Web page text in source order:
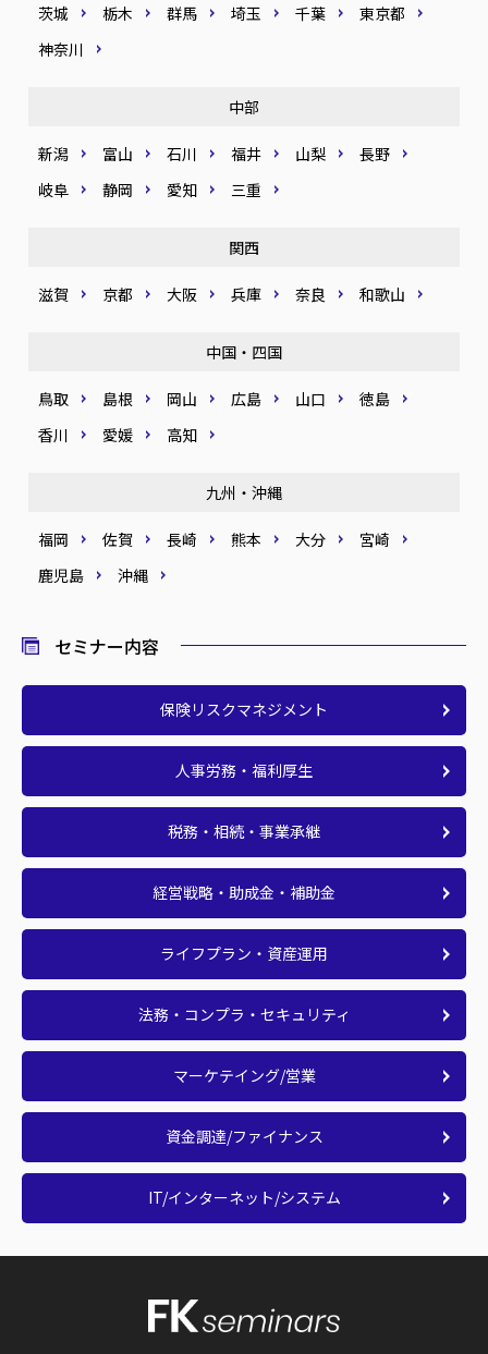
茨城 栃木 群馬 埼玉 千葉
東京都
神奈川
中部
新潟 富山 石川 福井 山梨
長野
岐阜
静岡 愛知 三重
関西
滋賀 京都 大阪 兵庫 奈良 和歌山
中国・四国
鳥取 島根 岡山 広島 山口
徳島
香川
愛媛 高知
九州・沖縄
福岡 佐賀 長崎 熊本 大分
宮崎
鹿児島
沖縄
セミナー内容
保険リスクマネジメント
人事労務・福利厚生
税務・相続・事業承継
経営戦略・助成金・補助金
ライフプラン・資産運用
法務・コンプラ・セキュリティ
マーケテイング/営業
資金調達/ファイナンス
IT/インターネット/システム